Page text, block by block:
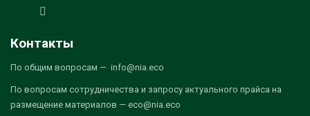
Контакты
По общим вопросам — info@nia.eco
По вопросам сотрудничества и запросу актуального прайса на
размещение материалов — eco@nia.eco